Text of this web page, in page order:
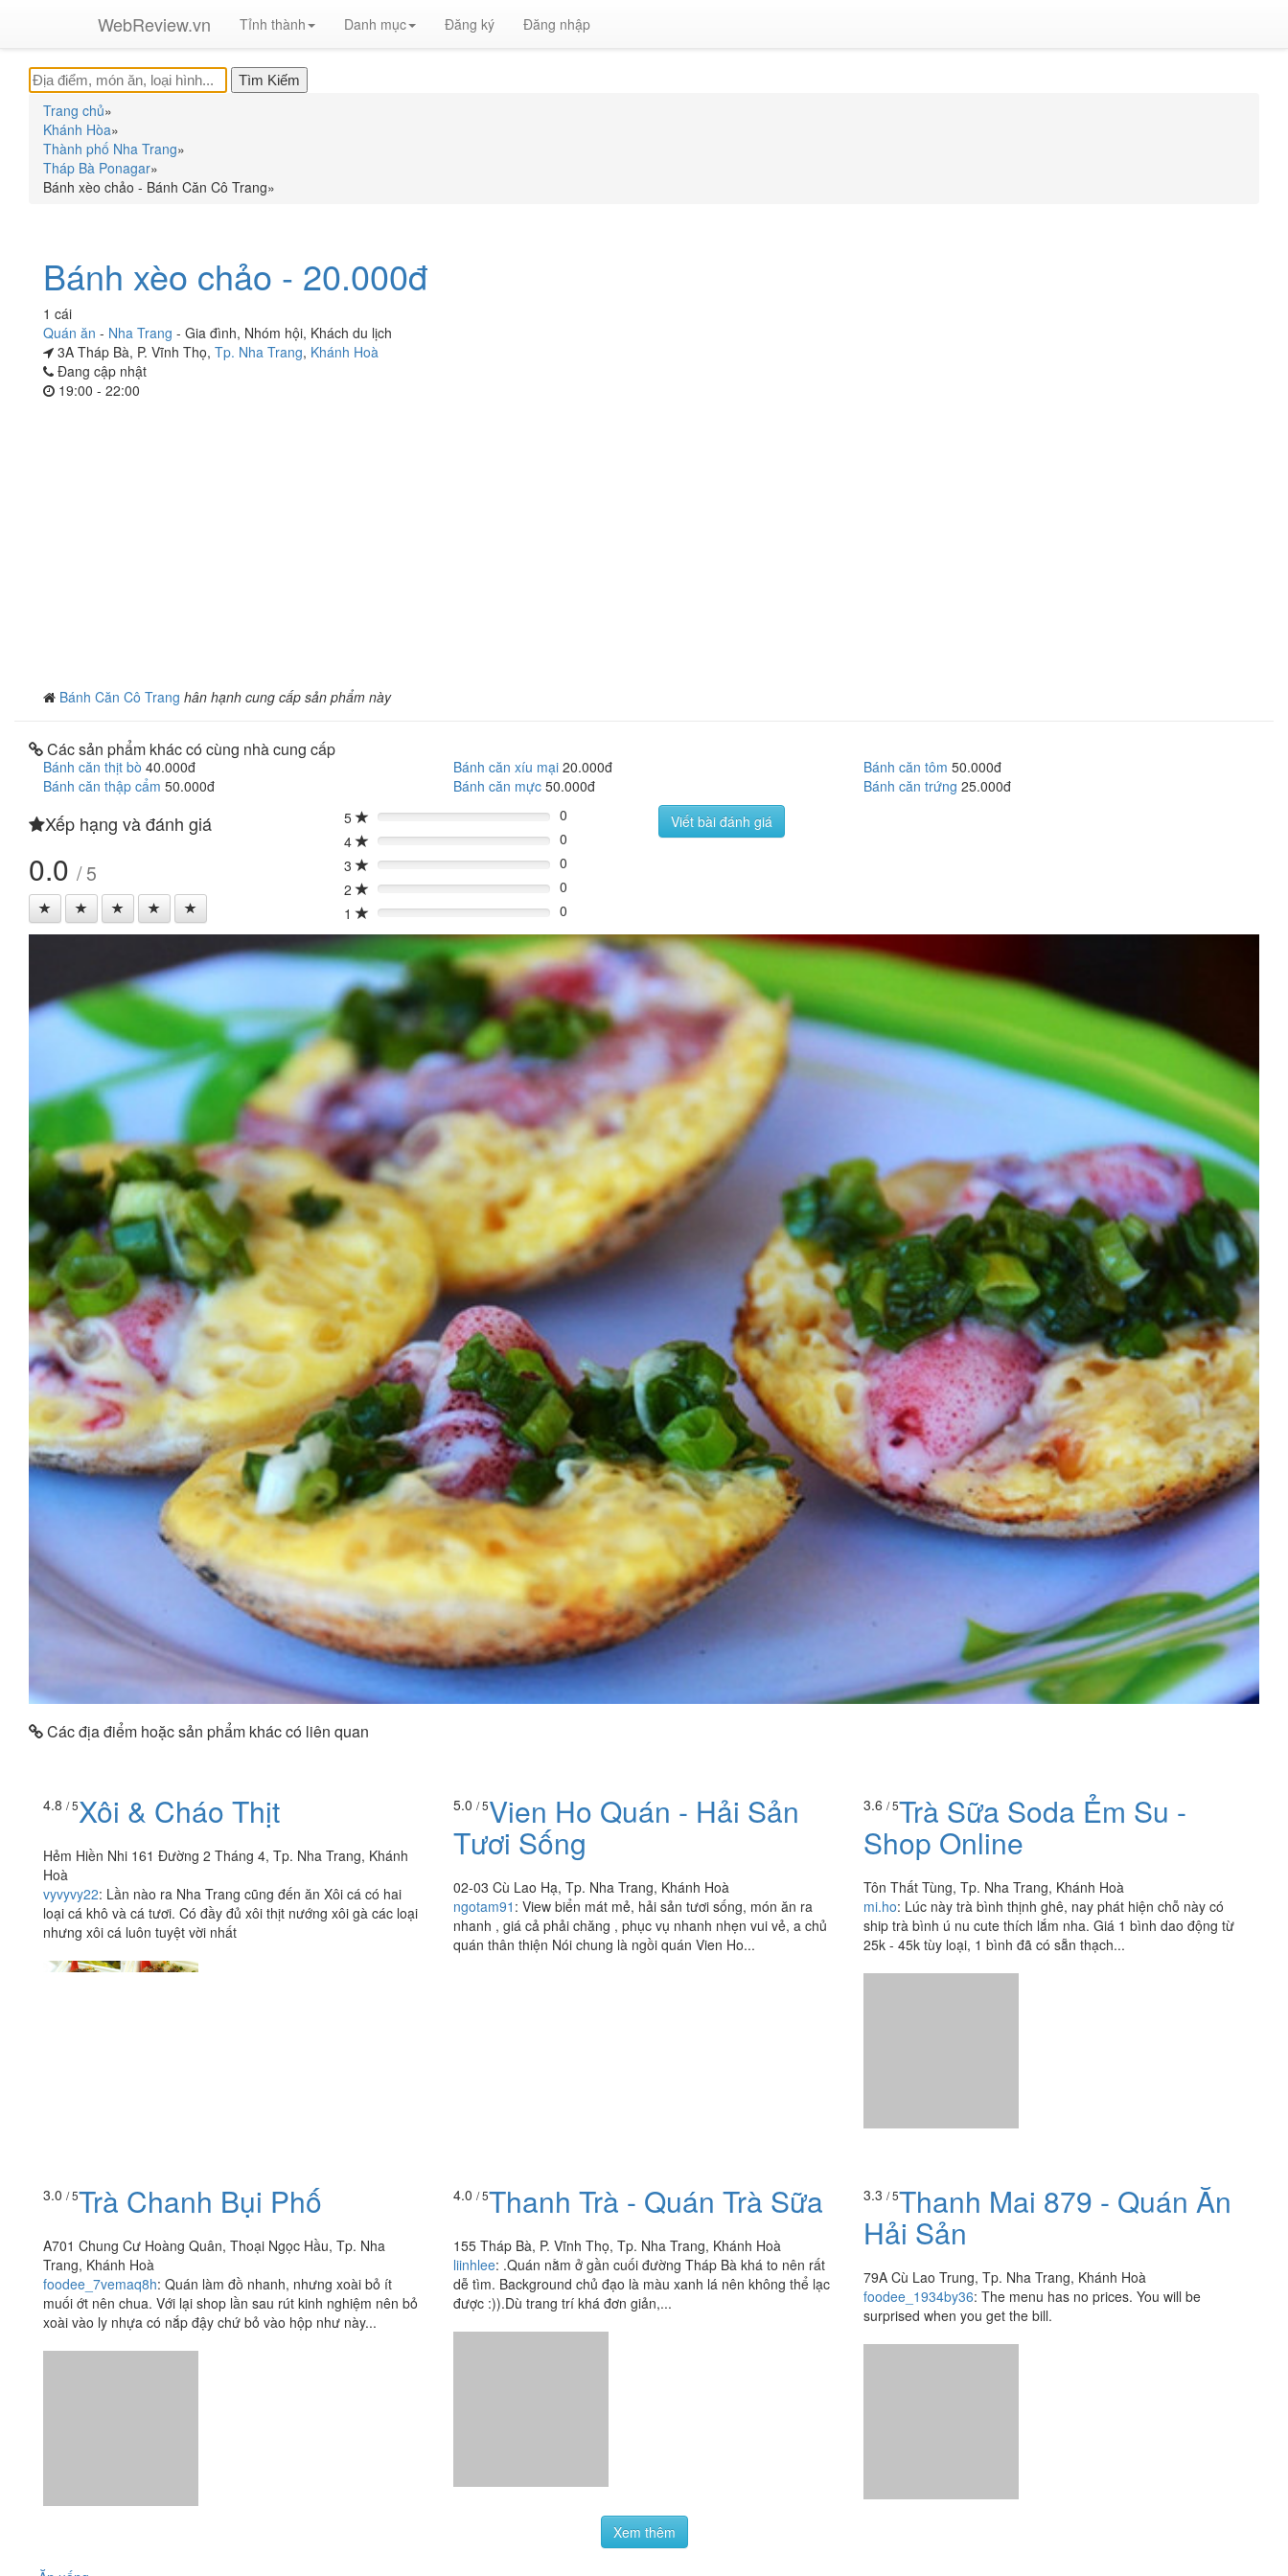
WebReview.vn Tỉnh thành Danh mục Đăng ký Đăng nhập
Trang chủ»
Khánh Hòa»
Thành phố Nha Trang»
Tháp Bà Ponagar»
Bánh xèo chảo - Bánh Căn Cô Trang»
Bánh xèo chảo - 20.000đ
1 cái
Quán ăn - Nha Trang - Gia đình, Nhóm hội, Khách du lịch
3A Tháp Bà, P. Vĩnh Thọ, Tp. Nha Trang, Khánh Hoà
Đang cập nhật
19:00 - 22:00
Bánh Căn Cô Trang hân hạnh cung cấp sản phẩm này
Các sản phẩm khác có cùng nhà cung cấp
Bánh căn thịt bò 40.000đ Bánh căn xíu mại 20.000đ Bánh căn tôm 50.000đ
Bánh căn thập cẩm 50.000đ Bánh căn mực 50.000đ Bánh căn trứng 25.000đ
Xếp hạng và đánh giá
0.0 / 5
5 0%
0
4
0%
0
3
0%
0
2
0%
0
1
0% 0
Viết bài đánh giá
Các địa điểm hoặc sản phẩm khác có liên quan
4.8 / 5Xôi & Cháo Thịt
Hẻm Hiền Nhi 161 Đường 2 Tháng 4, Tp. Nha Trang, Khánh
Hoà
vyvyvy22: Lần nào ra Nha Trang cũng đến ăn Xôi cá có hai
loại cá khô và cá tươi. Có đầy đủ xôi thịt nướng xôi gà các loại
nhưng xôi cá luôn tuyệt vời nhất
5.0 / 5Vien Ho Quán - Hải Sản
Tươi Sống
02-03 Cù Lao Hạ, Tp. Nha Trang, Khánh Hoà
ngotam91 : View biển mát mẻ, hải sản tươi sống, món ăn ra
nhanh , giá cả phải chăng , phục vụ nhanh nhẹn vui vẻ, a chủ
quán thân thiện Nói chung là ngồi quán Vien Ho...
3.6 / 5Trà Sữa Soda Ẻm Su -
Shop Online
Tôn Thất Tùng, Tp. Nha Trang, Khánh Hoà
mi.ho: Lúc này trà bình thịnh ghê, nay phát hiện chỗ này có
ship trà bình ú nu cute thích lắm nha. Giá 1 bình dao động từ
25k - 45k tùy loại, 1 bình đã có sẵn thạch...
3.0 / 5Trà Chanh Bụi Phố
A701 Chung Cư Hoàng Quân, Thoại Ngọc Hầu, Tp. Nha
Trang, Khánh Hoà
foodee_7vemaq8h: Quán làm đồ nhanh, nhưng xoài bỏ ít
muối ớt nên chua. Với lại shop lần sau rút kinh nghiệm nên bỏ
xoài vào ly nhựa có nắp đậy chứ bỏ vào hộp như này...
4.0 / 5Thanh Trà - Quán Trà Sữa
155 Tháp Bà, P. Vĩnh Thọ, Tp. Nha Trang, Khánh Hoà
liinhlee: .Quán nằm ở gần cuối đường Tháp Bà khá to nên rất
dễ tìm. Background chủ đạo là màu xanh lá nên không thể lạc
được :)).Dù trang trí khá đơn giản,...
3.3 / 5Thanh Mai 879 - Quán Ăn
Hải Sản
79A Cù Lao Trung, Tp. Nha Trang, Khánh Hoà
foodee_1934by36: The menu has no prices. You will be
surprised when you get the bill.
Xem thêm